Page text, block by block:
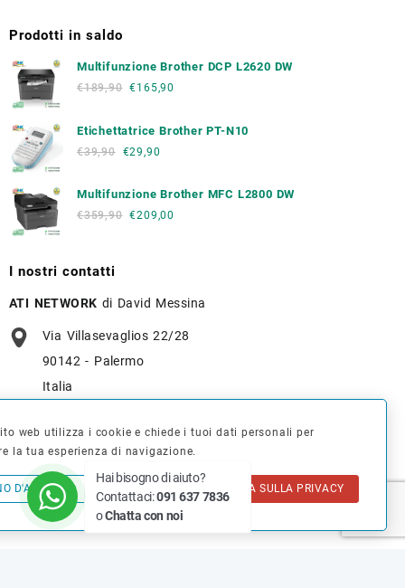
Prodotti in saldo
Multifunzione Brother DCP L2620 DW
€189,90 €165,90
Etichettatrice Brother PT-N10
€39,90 €29,90
Multifunzione Brother MFC L2800 DW
€359,90 €209,00
I nostri contatti
ATI NETWORK di David Messina
Via Villasevaglios 22/28
90142 - Palermo
Italia
info@tonerverde.it
WhatsApp: +39 375 723 3386
web utilizza i cookie e chiede i tuoi dati personali per
la tua esperienza di navigazione.
D'ACCORDO INFORMATIVA SULLA PRIVACY
Hai bisogno di aiuto?
Contattaci:091 637 7836
oChatta con noi